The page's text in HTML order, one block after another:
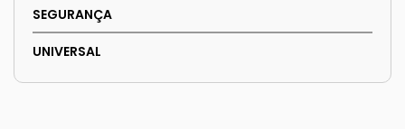
SEGURANÇA
UNIVERSAL